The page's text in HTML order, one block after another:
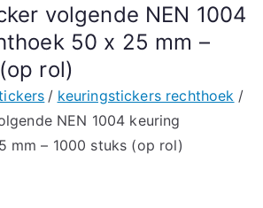
volgende NEN 1004
50 x 25 mm –
rol)
keuringstickers rechthoek
NEN 1004 keuring
mm – 1000 stuks (op rol)